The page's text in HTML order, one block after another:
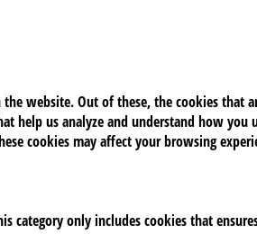
website. Out of these, the cookies that
us analyze and understand how
cookies may affect your browsing
category only includes cookies that